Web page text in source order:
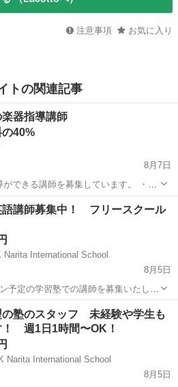
注意事項 お気に入り
トの関連記事
器指導講師
40%
8月7日
できる講師を募集しています。 ・木
ラリネット、サックスなど） ・弦楽
チェロ、コントラバスなど） ※上記以
教育 音楽教室
講師募集中！ フリースクール
International School
8月5日
予定の学習塾での講師を募集いたしま
ュラム作成 教材作成 学習支援 児童
小中学校での実務経験者 カリキュラ
フリースクール
の塾のスタッフ 未経験や学生も
！ 週1日1時間〜OK！
Narita International School
8月5日